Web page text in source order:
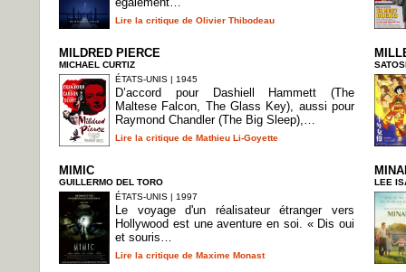
Lire la critique de Olivier Thibodeau
MILDRED PIERCE
MICHAEL CURTIZ
ÉTATS-UNIS | 1945
D’accord pour Dashiell Hammett (The
Maltese Falcon, The Glass Key), aussi pour
Raymond Chandler (The Big Sleep),…
Lire la critique de Mathieu Li-Goyette
MIMIC
GUILLERMO DEL TORO
ÉTATS-UNIS | 1997
Le voyage d'un réalisateur étranger vers
Hollywood est une aventure en soi. « Dis oui
et souris…
Lire la critique de Maxime Monast
LEE